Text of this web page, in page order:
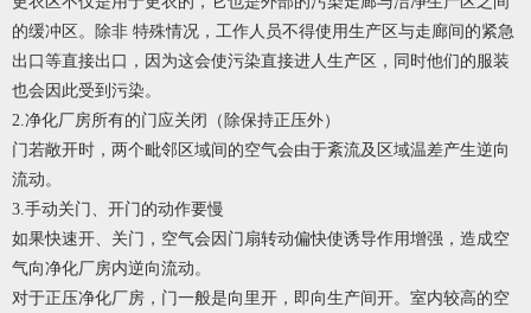
的缓冲区。除非 特殊情况，工作人员不得使用生产区与走廊间的紧急
出口等直接出口，因为这会使污染直接进人生产区，同时他们的服装
也会因此受到污染。
2.净化厂房所有的门应关闭（除保持正压外）
门若敞开时，两个毗邻区域间的空气会由于紊流及区域温差产生逆向
流动。
3.手动关门、开门的动作要慢
如果快速开、关门，空气会因门扇转动偏快使诱导作用增强，造成空
气向净化厂房内逆向流动。
对于正压净化厂房，门一般是向里开，即向生产间开。室内较高的空